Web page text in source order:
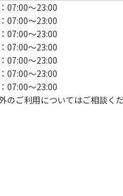
07:00〜23:00
07:00〜23:00
07:00〜23:00
07:00〜23:00
07:00〜23:00
07:00〜23:00
07:00〜23:00
のご利用についてはご相談くだ